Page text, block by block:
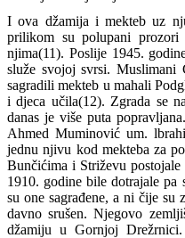
I ova džamija i mekteb uz
prilikom su polupani
njima(11). Poslije 1945.
služe svojoj svrsi. Muslimani
sagradili mekteb u mahali
i djeca učila(12). Zgrada se
danas je više puta
Ahmed Muminović um.
jednu njivu kod mekteba za
Bunčićima i Striževu postojale
1910. godine bile dotrajale pa
su one sagrađene, a ni čije
davno srušen. Njegovo
džamiju u Gornjoj